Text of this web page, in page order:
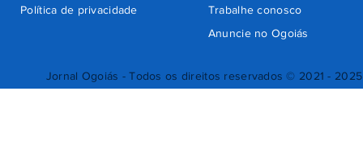
Jornal Ogoiás - Todos os direitos reservados © 2021 - 2025
Trabalhe conosco
Política de privacidade
Anuncie no Ogoiás